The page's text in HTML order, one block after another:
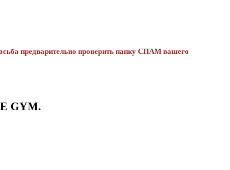
предварительно проверить папку СПАМ вашего
GYM.